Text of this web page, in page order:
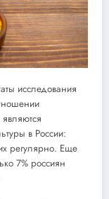
исследования
в России:
регулярно. Еще
7% россиян